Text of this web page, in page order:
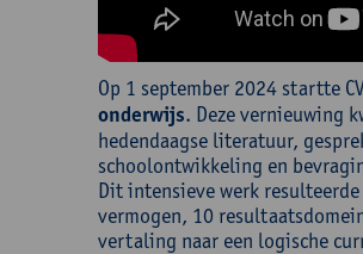
Op 1 september 2024 startte
onderwijs. Deze vernieuwing
hedendaagse literatuur,
schoolontwikkeling en
Dit intensieve werk
vermogen, 10
vertaling naar een logische